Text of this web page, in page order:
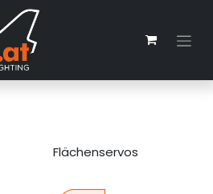
Flächenservos